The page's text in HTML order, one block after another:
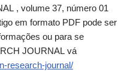
, volume 37, número 01
em formato PDF pode ser
ou para se
JOURNAL vá
research-journal/